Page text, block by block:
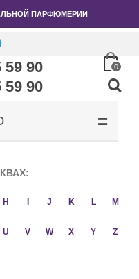
ПАРФЮМЕРИИ
59 90
59 90
0
H J K L M
U V W X Y Z